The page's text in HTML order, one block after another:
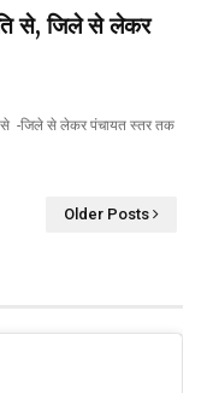
से, जिले से लेकर
से -जिले से लेकर पंचायत स्तर तक
Older Posts